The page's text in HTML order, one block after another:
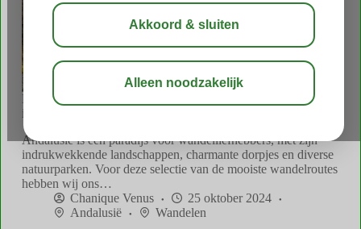
De leukste wandelroutes in Andalusië: 5 tips van onze
insiders!
Andalusië is een paradijs voor wandelliefhebbers, met zijn
indrukwekkende landschappen, charmante dorpjes en diverse
natuurparken. Voor deze selectie van de mooiste wandelroutes
hebben wij ons…
Chanique Venus
25 oktober 2024
Andalusië
Wandelen